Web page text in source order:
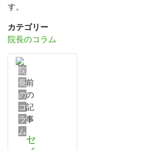
す。
カテゴリー
院長のコラム
院
長
の
コ
ラ
ム
前
の
記
事
セ